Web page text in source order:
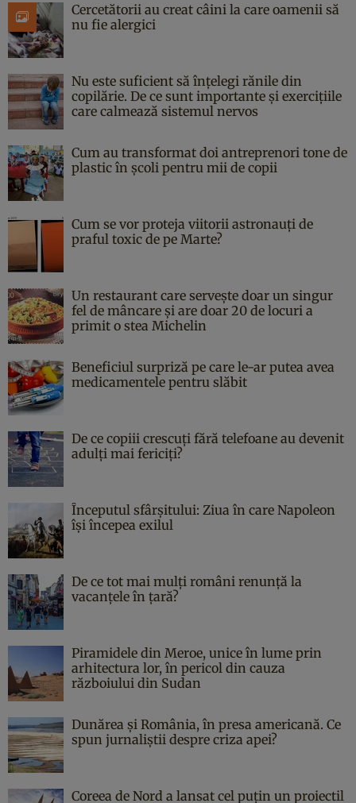
Cercetătorii au creat câini la care oamenii să
nu fie alergici
Nu este suficient să înțelegi rănile din
copilărie. De ce sunt importante și exercițiile
care calmează sistemul nervos
Cum au transformat doi antreprenori tone de
plastic în școli pentru mii de copii
Cum se vor proteja viitorii astronauți de
praful toxic de pe Marte?
Un restaurant care servește doar un singur
fel de mâncare și are doar 20 de locuri a
primit o stea Michelin
Beneficiul surpriză pe care le-ar putea avea
medicamentele pentru slăbit
De ce copiii crescuți fără telefoane au devenit
adulți mai fericiți?
Începutul sfârşitului: Ziua în care Napoleon
îşi începea exilul
De ce tot mai mulți români renunță la
vacanțele în țară?
Piramidele din Meroe, unice în lume prin
arhitectura lor, în pericol din cauza
războiului din Sudan
Dunărea și România, în presa americană. Ce
spun jurnaliștii despre criza apei?
Coreea de Nord a lansat cel puțin un proiectil